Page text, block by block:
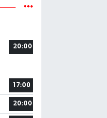
20:00
17:00
20:00